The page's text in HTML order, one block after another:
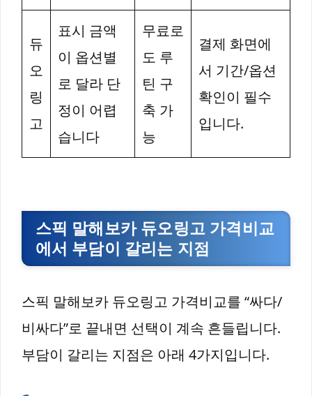
듀
오
링
고
표시 금액
이 옵션별
로 달라 단
정이 어렵
습니다
무료로
도 루
틴 구
축 가
능
결제 화면에
서 기간/옵션
확인이 필수
입니다.
스픽 말해보카 듀오링고 가격비교
에서 부담이 갈리는 지점
스픽 말해보카 듀오링고 가격비교를 “싸다/
비싸다”로 끝내면 선택이 계속 흔들립니다.
부담이 갈리는 지점은 아래 4가지입니다.